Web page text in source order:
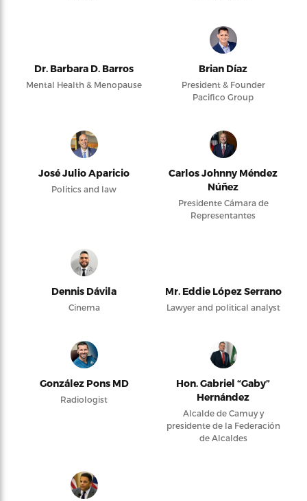
Dr. Barbara D. Barros
Mental Health & Menopause
Brian Díaz
President & Founder
Pacifico Group
José Julio Aparicio
Politics and law
Carlos Johnny Méndez
Núñez
Presidente Cámara de
Representantes
Dennis Dávila
Cinema
Mr. Eddie López Serrano
Lawyer and political analyst
González Pons MD
Radiologist
Hon. Gabriel “Gaby”
Hernández
Alcalde de Camuy y
presidente de la Federación
de Alcaldes